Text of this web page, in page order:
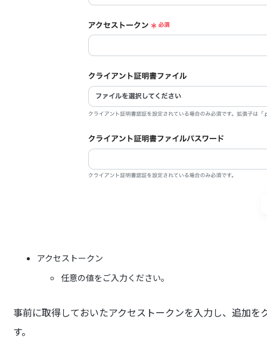
アクセストークン
任意の値をご入力ください。
事前に取得しておいたアクセストークンを入力し、追加
す。